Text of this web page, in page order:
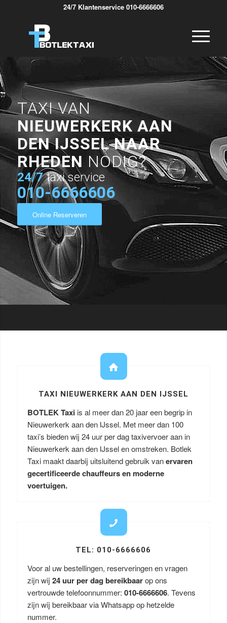
24/7 Klantenservice 010-6666606
TAXI VAN
NIEUWERKERK AAN
DEN IJSSEL NAAR
RHEDEN NODIG?
24/7 taxi service
010-6666606
Online Reserveren
TAXI NIEUWERKERK AAN DEN IJSSEL
BOTLEK Taxi is al meer dan 20 jaar een begrip in
Nieuwerkerk aan den IJssel. Met meer dan 100
taxi’s bieden wij 24 uur per dag taxivervoer aan in
Nieuwerkerk aan den IJssel en omstreken. Botlek
Taxi maakt daarbij uitsluitend gebruik vanervaren
gecertificeerde chauffeurs en moderne
voertuigen.
TEL: 010-6666606
Voor al uw bestellingen, reserveringen en vragen
zijn wij 24 uur per dag bereikbaarop ons
vertrouwde telefoonnummer: 010-6666606. Tevens
zijn wij bereikbaar via Whatsapp op hetzelde
nummer.